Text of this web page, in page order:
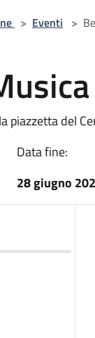
> Eventi >
piazzetta del
Data fine:
28 giugno